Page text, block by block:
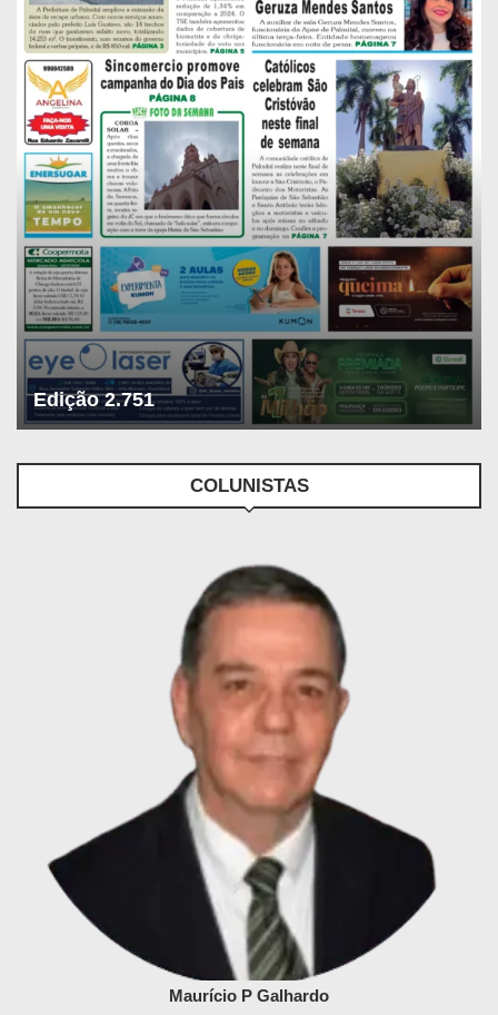
Edição 2.751
COLUNISTAS
Maurício P Galhardo